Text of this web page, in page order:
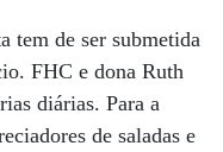
tem de ser submetida
FHC e dona Ruth
diárias. Para a
de saladas e